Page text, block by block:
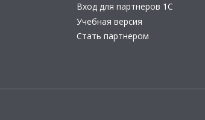
Вход для партнеров 1С
Учебная версия
Стать партнером